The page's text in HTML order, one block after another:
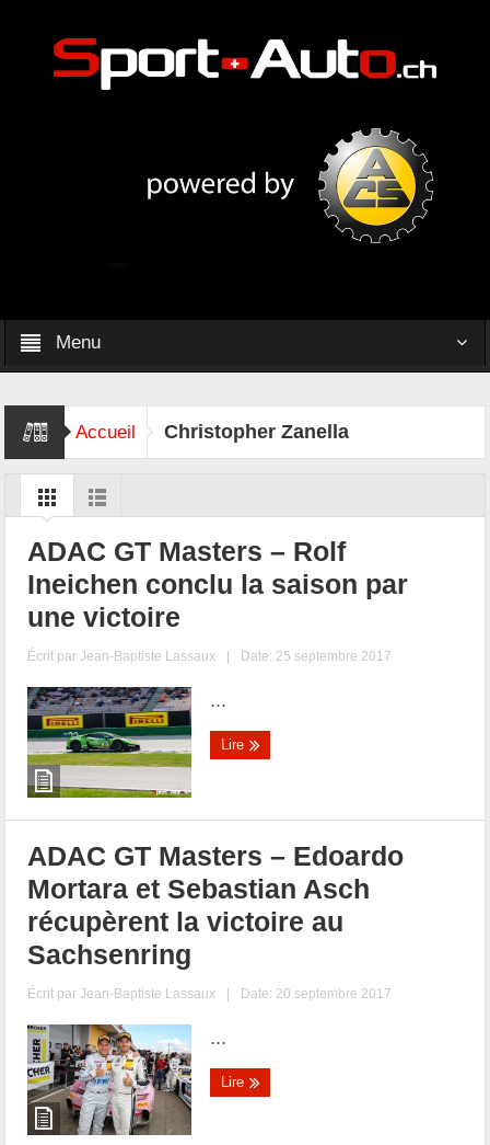
Menu
Accueil Christopher Zanella
ADAC GT Masters – Rolf
Ineichen conclu la saison par
une victoire
Écrit parJean-Baptiste Lassaux | Date: 25 septembre 2017
...
Lire
ADAC GT Masters – Edoardo
Mortara et Sebastian Asch
récupèrent la victoire au
Sachsenring
Écrit parJean-Baptiste Lassaux | Date: 20 septembre 2017
...
Lire